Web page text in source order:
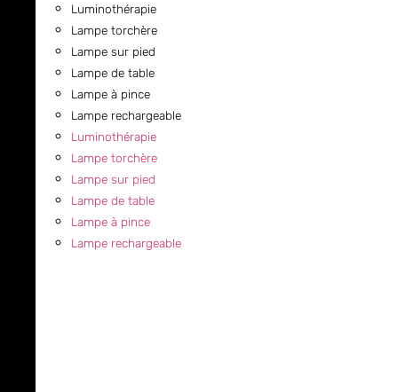
Luminothérapie
Lampe torchère
Lampe sur pied
Lampe de table
Lampe à pince
Lampe rechargeable
Luminothérapie
Lampe torchère
Lampe sur pied
Lampe de table
Lampe à pince
Lampe rechargeable